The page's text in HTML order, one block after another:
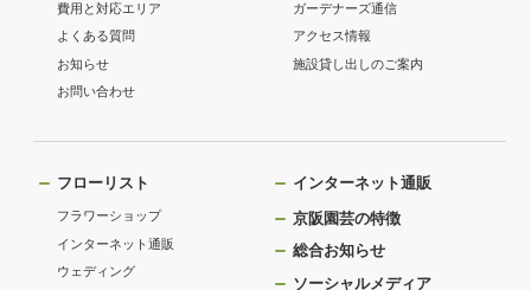
費用と対応エリア
よくある質問
お知らせ
お問い合わせ
ガーデナーズ通信
アクセス情報
施設貸し出しのご案内
フローリスト
フラワーショップ
インターネット通販
ウェディング
インターネット通販
京阪園芸の特徴
総合お知らせ
ソーシャルメディア